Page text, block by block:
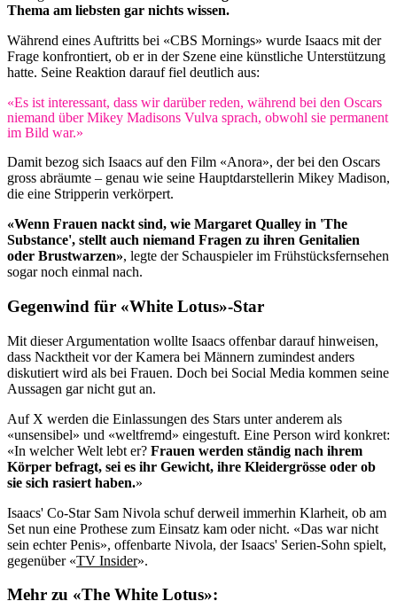
Thema am liebsten gar nichts wissen.
Während eines Auftritts bei «CBS Mornings» wurde Isaacs mit der
Frage konfrontiert, ob er in der Szene eine künstliche Unterstützung
hatte. Seine Reaktion darauf fiel deutlich aus:
«Es ist interessant, dass wir darüber reden, während bei den Oscars
niemand über Mikey Madisons Vulva sprach, obwohl sie permanent
im Bild war.»
Damit bezog sich Isaacs auf den Film «Anora», der bei den Oscars
gross abräumte – genau wie seine Hauptdarstellerin Mikey Madison,
die eine Stripperin verkörpert.
«Wenn Frauen nackt sind, wie Margaret Qualley in 'The
Substance', stellt auch niemand Fragen zu ihren Genitalien
oder Brustwarzen», legte der Schauspieler im Frühstücksfernsehen
sogar noch einmal nach.
Gegenwind für «White Lotus»-Star
Mit dieser Argumentation wollte Isaacs offenbar darauf hinweisen,
dass Nacktheit vor der Kamera bei Männern zumindest anders
diskutiert wird als bei Frauen. Doch bei Social Media kommen seine
Aussagen gar nicht gut an.
Auf X werden die Einlassungen des Stars unter anderem als
«unsensibel» und «weltfremd» eingestuft. Eine Person wird konkret:
«In welcher Welt lebt er? Frauen werden ständig nach ihrem
Körper befragt, sei es ihr Gewicht, ihre Kleidergrösse oder ob
sie sich rasiert haben.»
Isaacs' Co-Star Sam Nivola schuf derweil immerhin Klarheit, ob am
Set nun eine Prothese zum Einsatz kam oder nicht. «Das war nicht
sein echter Penis», offenbarte Nivola, der Isaacs' Serien-Sohn spielt,
gegenüber «TV Insider».
Mehr zu «The White Lotus»: